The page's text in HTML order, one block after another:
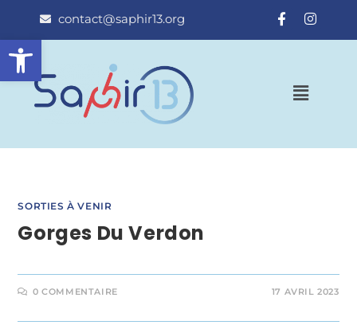
Ouvrir la barre d’outils
contact@saphir13.org
SORTIES À VENIR
Gorges Du Verdon
0 COMMENTAIRE 17 AVRIL 2023